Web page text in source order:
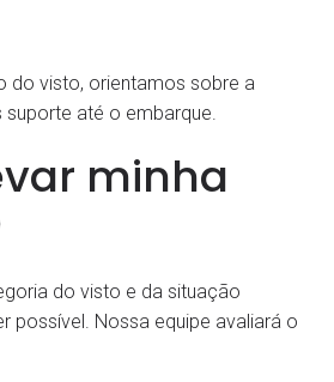
do visto, orientamos sobre a
até o embarque.
minha
do visto e da situação
possível. Nossa equipe avaliará o